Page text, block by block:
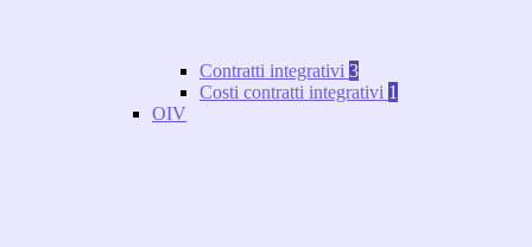
Contratti integrativi 3
Costi contratti integrativi 1
OIV